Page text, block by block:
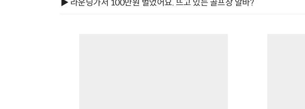
▶ 라운딩가서 100만원 벌었어요. 뜨고 있는 골프장 알바?